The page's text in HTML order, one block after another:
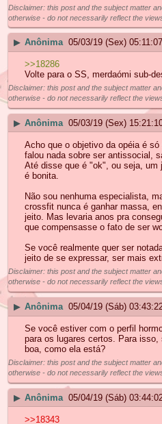
Disclaimer: this post and the subject matter
otherwise - do not necessarily reflect the
▶ Anônima 05/03/19 (Sex) 05:11:07
>>18286
Volte para o SS, merdaómi sub-
Disclaimer: this post and the subject matter
otherwise - do not necessarily reflect the
▶ Anônima 05/03/19 (Sex)
Acho que o objetivo da opéia é
falou nada sobre ser antissocial,
Até disse que é "ok", ou seja, um
é bonita.
Não sou nenhuma especialista,
crossfit nunca é ganhar massa,
jeito. Mas levaria anos pra
que compensasse o fato de ser
Se você realmente quer ser
jeito de se expressar, ser mais
Disclaimer: this post and the subject matter
otherwise - do not necessarily reflect the
▶ Anônima 05/04/19 (Sáb)
Se você estiver com o perfil
para os lugares certos. Para
boa, como ela está?
Disclaimer: this post and the subject matter
otherwise - do not necessarily reflect the
▶ Anônima 05/04/19 (Sáb)
>>18343